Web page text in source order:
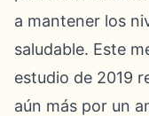
a mantener los
saludable. Este
estudio de 2019
aún más por un